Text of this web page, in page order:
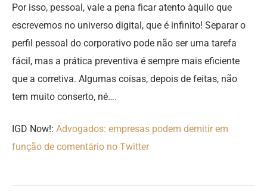
Por isso, pessoal, vale a pena ficar atento àquilo que
escrevemos no universo digital, que é infinito! Separar o
perfil pessoal do corporativo pode não ser uma tarefa
fácil, mas a prática preventiva é sempre mais eficiente
que a corretiva. Algumas coisas, depois de feitas, não
tem muito conserto, né….
IGD Now!: Advogados: empresas podem demitir em
função de comentário no Twitter